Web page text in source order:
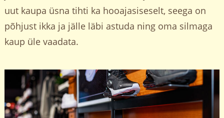
uut kaupa üsna tihti ka hooajasiseselt, seega on
põhjust ikka ja jälle läbi astuda ning oma silmaga
kaup üle vaadata.